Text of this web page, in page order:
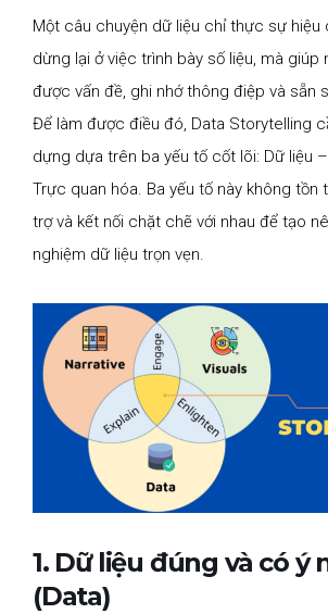
Một câu chuyện dữ liệu chỉ thực sự hiệu
dừng lại ở việc trình bày số liệu, mà giúp
được vấn đề, ghi nhớ thông điệp và sẵn
Để làm được điều đó, Data Storytelling
dựng dựa trên ba yếu tố cốt lõi: Dữ liệu
Trực quan hóa. Ba yếu tố này không tồn
trợ và kết nối chặt chẽ với nhau để tạo
nghiệm dữ liệu trọn vẹn.
1. Dữ liệu đúng và có ý
(Data)